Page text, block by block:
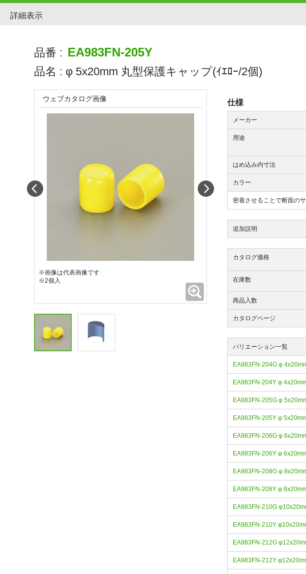
詳細表示
品番 : EA983FN-205Y
品名 : φ 5x20mm 丸型保護キャップ(ｲｴﾛｰ/2個)
仕様
メーカー
用途
はめ込み内寸法
カラー
密着させることで断面の
追加説明
カタログ価格
在庫数
商品入数
カタログページ
バリエーション一覧
EA983FN-204G φ
EA983FN-204Y φ
EA983FN-205G φ
EA983FN-205Y φ
EA983FN-206G φ
EA983FN-206Y φ
EA983FN-208G φ
EA983FN-208Y φ
EA983FN-210G
EA983FN-210Y
EA983FN-212G
EA983FN-212Y
ウェブカタログ画像
※画像は代表画像です
※2個入
Prev